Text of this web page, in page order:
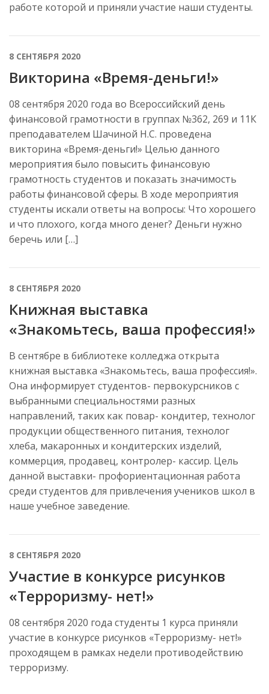
работе которой и приняли участие наши студенты.
8 СЕНТЯБРЯ 2020
Викторина «Время-деньги!»
08 сентября 2020 года во Всероссийский день
финансовой грамотности в группах №362, 269 и 11К
преподавателем Шачиной Н.С. проведена
викторина «Время-деньги!» Целью данного
мероприятия было повысить финансовую
грамотность студентов и показать значимость
работы финансовой сферы. В ходе мероприятия
студенты искали ответы на вопросы: Что хорошего
и что плохого, когда много денег? Деньги нужно
беречь или […]
8 СЕНТЯБРЯ 2020
Книжная выставка
«Знакомьтесь, ваша профессия!»
В сентябре в библиотеке колледжа открыта
книжная выставка «Знакомьтесь, ваша профессия!».
Она информирует студентов- первокурсников с
выбранными специальностями разных
направлений, таких как повар- кондитер, технолог
продукции общественного питания, технолог
хлеба, макаронных и кондитерских изделий,
коммерция, продавец, контролер- кассир. Цель
данной выставки- профориентационная работа
среди студентов для привлечения учеников школ в
наше учебное заведение.
8 СЕНТЯБРЯ 2020
Участие в конкурсе рисунков
«Терроризму- нет!»
08 сентября 2020 года студенты 1 курса приняли
участие в конкурсе рисунков «Терроризму- нет!»
проходящем в рамках недели противодействию
терроризму.